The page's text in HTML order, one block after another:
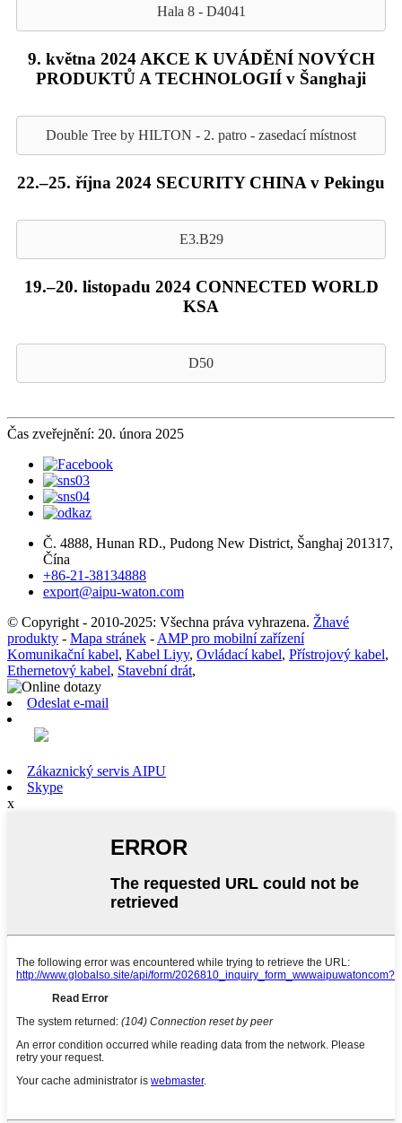
Hala 8 - D4041
9. května 2024 AKCE K UVÁDĚNÍ NOVÝCH
PRODUKTŮ A TECHNOLOGIÍ v Šanghaji
Double Tree by HILTON - 2. patro - zasedací místnost
22.–25. října 2024 SECURITY CHINA v Pekingu
E3.B29
19.–20. listopadu 2024 CONNECTED WORLD
KSA
D50
Čas zveřejnění: 20. února 2025
Č. 4888, Hunan RD., Pudong New District, Šanghaj 201317,
Čína
+86-21-38134888
export@aipu-waton.com
© Copyright - 2010-2025: Všechna práva vyhrazena. Žhavé
produkty - Mapa stránek -AMP pro mobilní zařízení
Komunikační kabel, Kabel Liyy, Ovládací kabel, Přístrojový kabel,
Ethernetový kabel, Stavební drát,
Odeslat e-mail
Zákaznický servis AIPU
Skype
x